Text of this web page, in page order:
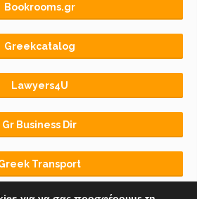
Bookrooms.gr
Greekcatalog
Lawyers4U
Gr Business Dir
Transport